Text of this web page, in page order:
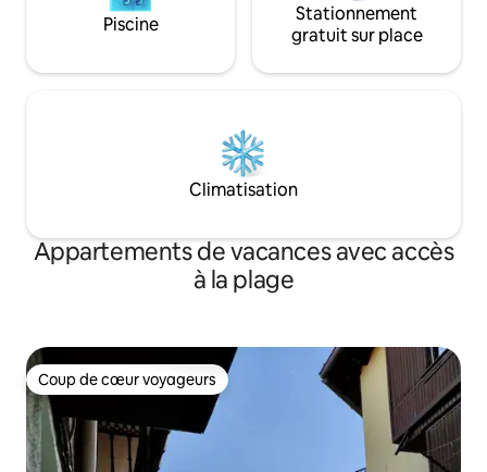
Piscine
Stationnement
gratuit sur place
Climatisation
Appartements de vacances avec accès
à la plage
Coup de cœur voyageurs
Coup de cœur voyageurs